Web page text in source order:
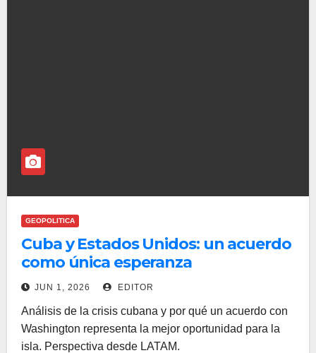
GEOPOLITICA
Cuba y Estados Unidos: un acuerdo
como única esperanza
JUN 1, 2026 EDITOR
Análisis de la crisis cubana y por qué un acuerdo con
Washington representa la mejor oportunidad para la
isla. Perspectiva desde LATAM.